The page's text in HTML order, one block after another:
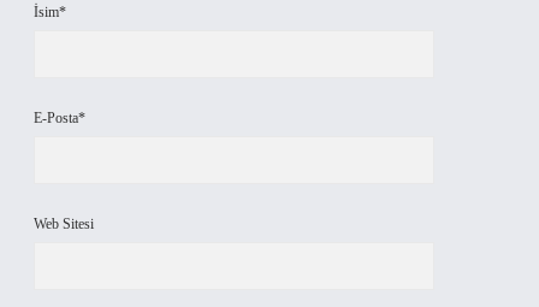
İsim*
E-Posta*
Web Sitesi